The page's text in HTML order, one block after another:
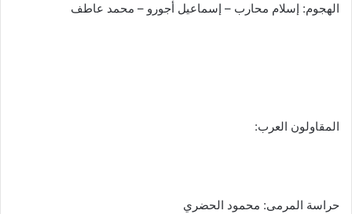
الهجوم: إسلام محارب – إسماعيل أجورو – محمد عاطف
المقاولون العرب:
حراسة المرمى: محمود الحضري